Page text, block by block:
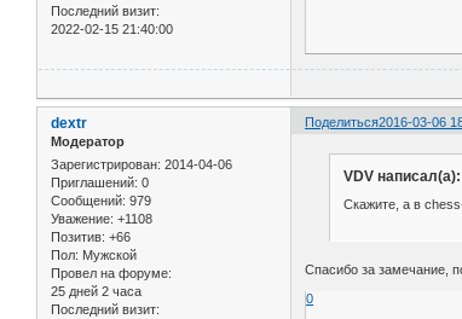
Последний визит:
2022-02-15 21:40:00
Поделиться2016-03-06
dextr
Модератор
Зарегистрирован: 2014-04-06
Приглашений: 0
Сообщений: 979
Уважение: +1108
Позитив: +66
Пол: Мужской
Провел на форуме:
25 дней 2 часа
Последний визит:
VDV написал(а):
Скажите, а в
Спасибо за замечание,
0